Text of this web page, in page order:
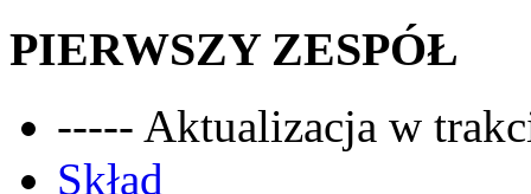
PIERWSZY ZESPÓŁ
----- Aktualizacja w
Skład